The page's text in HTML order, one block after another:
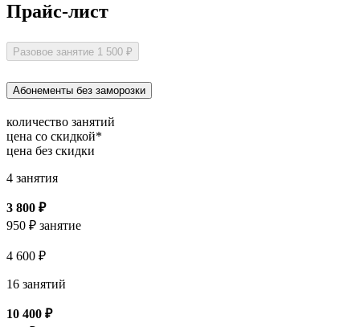
Прайс-лист
Разовое занятие 1 500 ₽
Абонементы без заморозки
количество занятий
цена со скидкой*
цена без скидки
4 занятия
3 800 ₽
950 ₽ занятие
4 600 ₽
16 занятий
10 400 ₽